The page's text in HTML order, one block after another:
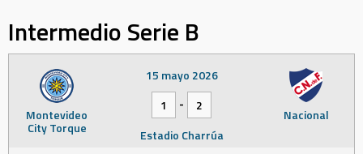
Intermedio Serie B
Montevideo
City Torque
Nacional
15 mayo 2026
1
-
2
Estadio Charrúa